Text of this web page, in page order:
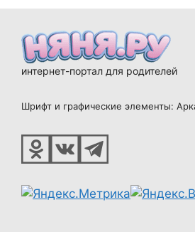
интернет-портал для родителей
Шрифт и графические элементы: